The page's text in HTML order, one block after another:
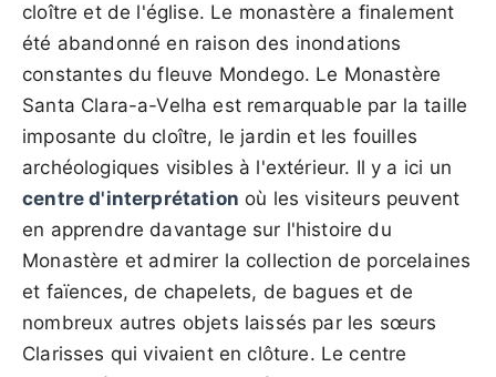
cloître et de l'église. Le monastère a finalement
été abandonné en raison des inondations
constantes du fleuve Mondego. Le Monastère
Santa Clara-a-Velha est remarquable par la taille
imposante du cloître, le jardin et les fouilles
archéologiques visibles à l'extérieur. Il y a ici un
centre d'interprétation où les visiteurs peuvent
en apprendre davantage sur l'histoire du
Monastère et admirer la collection de porcelaines
et faïences, de chapelets, de bagues et de
nombreux autres objets laissés par les sœurs
Clarisses qui vivaient en clôture. Le centre